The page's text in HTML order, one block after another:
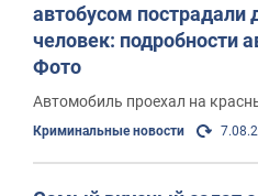
автобусом пострадали
человек: подробности
Фото
Автомобиль проехал на
Криминальные новости